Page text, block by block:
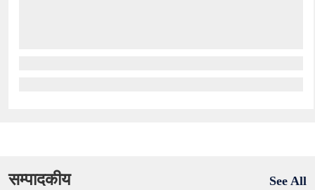
सम्पादकीय See All